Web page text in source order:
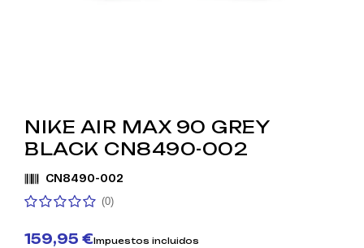
NIKE AIR MAX 90 GREY
BLACK CN8490-002
CN8490-002
(0)
159,95 €Impuestos incluidos